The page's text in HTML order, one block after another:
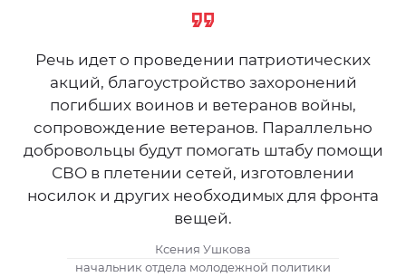
Речь идет о проведении патриотических
акций, благоустройство захоронений
погибших воинов и ветеранов войны,
сопровождение ветеранов. Параллельно
добровольцы будут помогать штабу помощи
СВО в плетении сетей, изготовлении
носилок и других необходимых для фронта
вещей.
Ксения Ушкова
начальник отдела молодежной политики